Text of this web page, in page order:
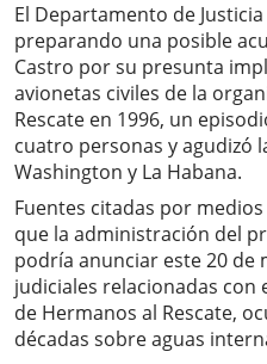
El Departamento de
preparando una posible
Castro por su presunta
avionetas civiles de la
Rescate en 1996, un
cuatro personas y agudizó
Washington y La Habana.
Fuentes citadas por
que la administración del
podría anunciar este 20 de
judiciales relacionadas con
de Hermanos al Rescate,
décadas sobre aguas